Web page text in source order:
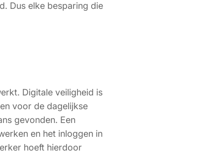
Dus elke besparing die
Digitale veiligheid is
voor de dagelijkse
gevonden. Een
en het inloggen in
hoeft hierdoor